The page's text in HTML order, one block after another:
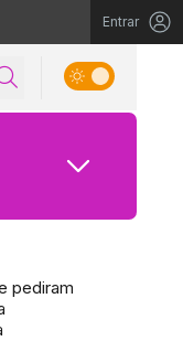
Entrar
pediram